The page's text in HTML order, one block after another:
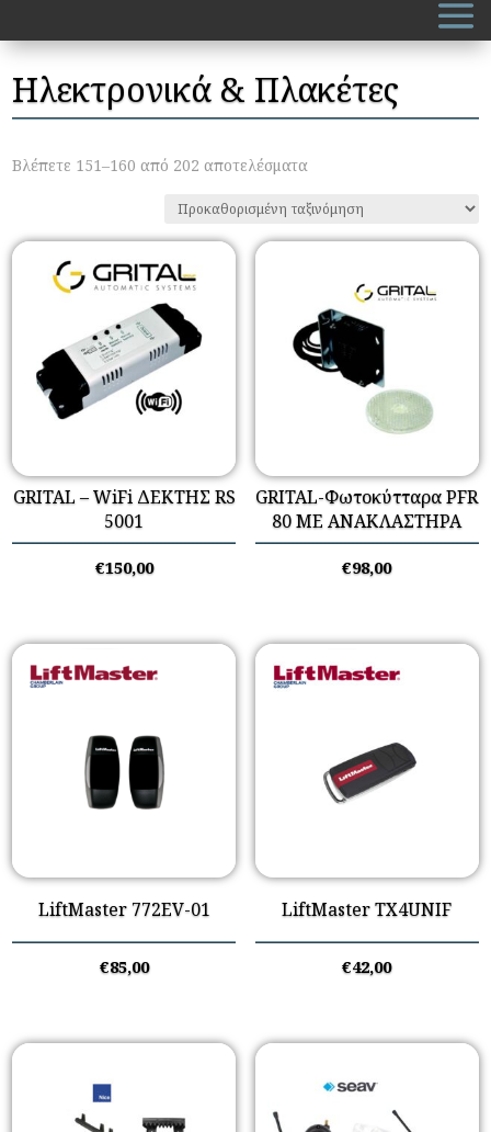
Ηλεκτρονικά & Πλακέτες
Βλέπετε 151–160 από 202 αποτελέσματα
GRITAL – WiFi ΔΕΚΤΗΣ RS
5001
€150,00
GRITAL-Φωτοκύτταρα PFR
80 ΜΕ ΑΝΑΚΛΑΣΤΗΡΑ
€98,00
LiftMaster 772EV-01
€85,00
LiftMaster TX4UNIF
€42,00